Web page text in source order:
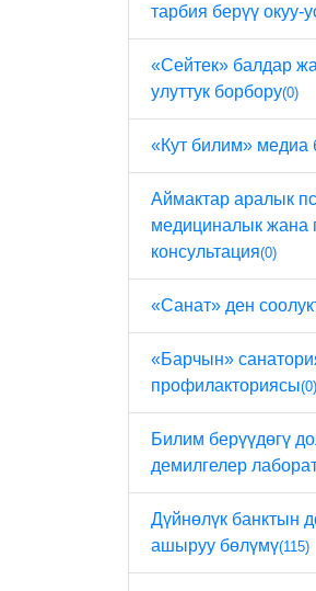
тарбия берүү окуу-
«Сейтек» балдар
улуттук борбору(0)
«Кут билим» медиа
Аймактар ​​аралык
медициналык жана
консультация(0)
«Санат» ден
«Барчын»
профилакториясы(0)
Билим берүүдөгү
демилгелер
Дүйнөлүк банктын
ашыруу бөлүмү(115)